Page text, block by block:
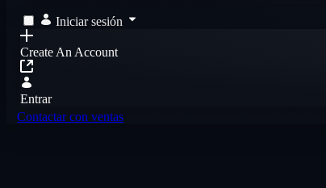
Iniciar sesión
Create An Account
Entrar
Contactar con ventas